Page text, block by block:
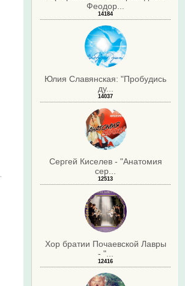
Феодор...
14184
Юлия Славянская: "Пробудись
ду...
14037
Сергей Киселев - "Анатомия
сер...
12513
Хор братии Почаевской Лавры
- "...
12416